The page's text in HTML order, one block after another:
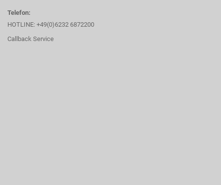
Telefon:
HOTLINE: +49(0)6232 6872200
Callback Service